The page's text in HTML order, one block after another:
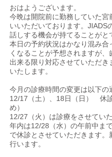
おはようございます。
今晩は開院前に勤務していた
いいただいております。JIADS
話しする機会が持てることがと
本日の予約状況はかなり混み
くなることが予想されますが
出来る限り対応させていただ
いたします。
今月の診療時間の変更は以下の
12/17（土）、18日（日） 休
め）
12/27（火）は診療をさせてい
年内は12/28（水）の午前中ま
で休診とさせていただきます
行います。